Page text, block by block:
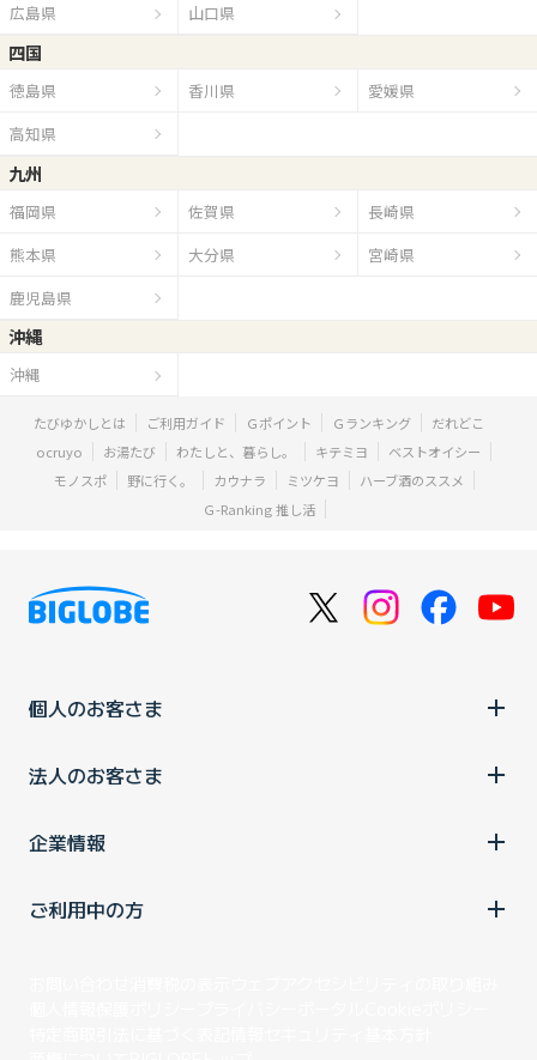
広島県
山口県
四国
徳島県 香川県
愛媛県
高知県
九州
福岡県 佐賀県
長崎県
熊本県
大分県
宮崎県
鹿児島県
沖縄
沖縄
たびゆかしとは ご利用ガイド Ｇポイント Ｇランキング
だれどこ
ocruyo
お湯たび わたしと、暮らし。 キテミヨ
ベストオイシー
モノスポ
野に行く。 カウナラ ミツケヨ
ハーブ酒のススメ
Ｇ-Ranking 推し活
個人のお客さま
法人のお客さま
企業情報
ご利用中の方